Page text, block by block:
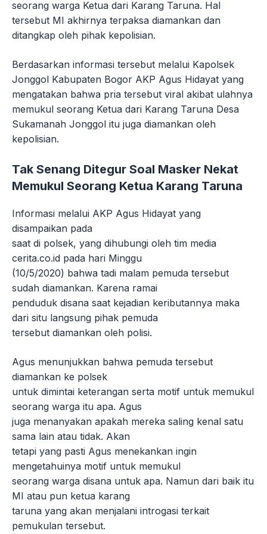
seorang warga Ketua dari Karang Taruna. Hal
tersebut MI akhirnya terpaksa diamankan dan
ditangkap oleh pihak kepolisian.
Berdasarkan informasi tersebut melalui Kapolsek
Jonggol Kabupaten Bogor AKP Agus Hidayat yang
mengatakan bahwa pria tersebut viral akibat ulahnya
memukul seorang Ketua dari Karang Taruna Desa
Sukamanah Jonggol itu juga diamankan oleh
kepolisian.
Tak Senang Ditegur Soal Masker Nekat
Memukul Seorang Ketua Karang Taruna
Informasi melalui AKP Agus Hidayat yang
disampaikan pada
saat di polsek, yang dihubungi oleh tim media
cerita.co.id pada hari Minggu
(10/5/2020) bahwa tadi malam pemuda tersebut
sudah diamankan. Karena ramai
penduduk disana saat kejadian keributannya maka
dari situ langsung pihak pemuda
tersebut diamankan oleh polisi.
Agus menunjukkan bahwa pemuda tersebut
diamankan ke polsek
untuk dimintai keterangan serta motif untuk memukul
seorang warga itu apa. Agus
juga menanyakan apakah mereka saling kenal satu
sama lain atau tidak. Akan
tetapi yang pasti Agus menekankan ingin
mengetahuinya motif untuk memukul
seorang warga disana untuk apa. Namun dari baik itu
MI atau pun ketua karang
taruna yang akan menjalani introgasi terkait
pemukulan tersebut.